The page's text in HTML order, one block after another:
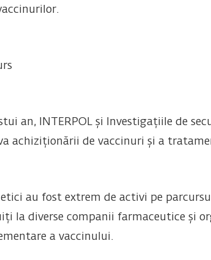
an, INTERPOL și Investigațiile de
achiziționării de vaccinuri și a
au fost extrem de activi pe
la diverse companii farmaceutice și
a vaccinului.